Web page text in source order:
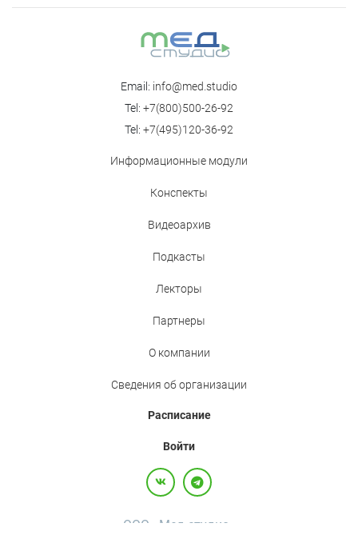
Email: info@med.studio
Tel: +7(800)500-26-92
Tel: +7(495)120-36-92
Информационные модули
Конспекты
Видеоархив
Подкасты
Лекторы
Партнеры
О компании
Сведения об организации
Расписание
Войти
ООО «Мед.студио»